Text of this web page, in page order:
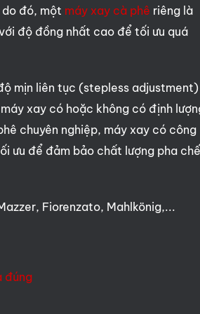
đó, một máy xay cà phê riêng là
độ đồng nhất cao để tối ưu quá
mịn liên tục (stepless adjustment)
xay có hoặc không có định
chuyên nghiệp, máy xay có công
ưu để đảm bảo chất lượng pha
Fiorenzato, Mahlkönig,...
đúng